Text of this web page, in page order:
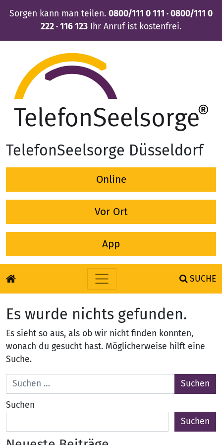
Sorgen kann man teilen. 0800/111 0 111 · 0800/111 0
222 · 116 123 Ihr Anruf ist kostenfrei.
TelefonSeelsorge Düsseldorf
Online
Vor Ort
App
Zum Inhalt springen
SUCHE
Es wurde nichts gefunden.
Es sieht so aus, als ob wir nicht finden konnten,
wonach du gesucht hast. Möglicherweise hilft eine
Suche.
Suche nach:
Suchen
Suchen